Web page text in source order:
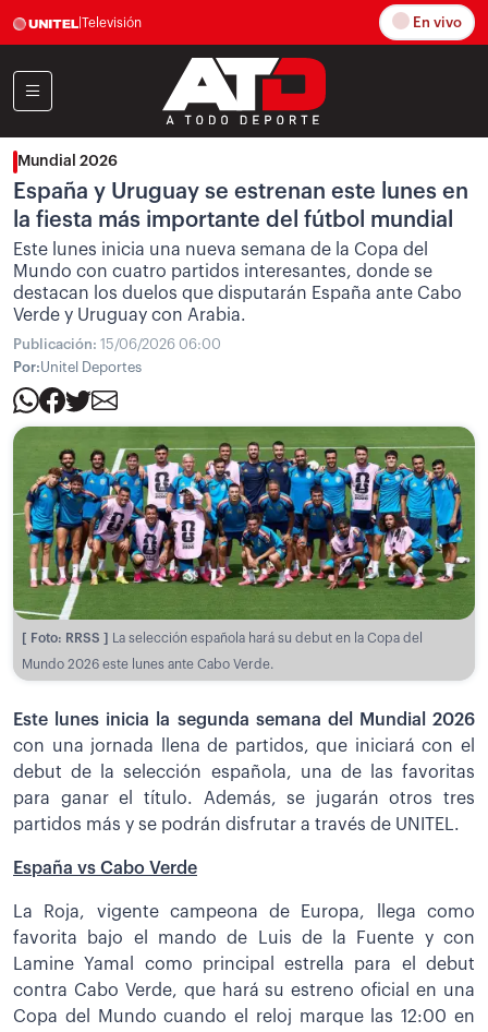
Televisión En vivo
Mundial 2026
España y Uruguay se estrenan este lunes en
la fiesta más importante del fútbol mundial
Este lunes inicia una nueva semana de la Copa del
Mundo con cuatro partidos interesantes, donde se
destacan los duelos que disputarán España ante Cabo
Verde y Uruguay con Arabia.
Publicación: 15/06/2026 06:00
Por:Unitel Deportes
[ Foto: RRSS ]
La selección española hará su debut en la Copa del
Mundo 2026 este lunes ante Cabo Verde.
Este lunes inicia la segunda semana del Mundial 2026
con una jornada llena de partidos, que iniciará con el
debut de la selección española, una de las favoritas
para ganar el título. Además, se jugarán otros tres
partidos más y se podrán disfrutar a través de UNITEL.
España vs Cabo Verde
La Roja, vigente campeona de Europa, llega como
favorita bajo el mando de Luis de la Fuente y con
Lamine Yamal como principal estrella para el debut
contra Cabo Verde, que hará su estreno oficial en una
Copa del Mundo cuando el reloj marque las 12:00 en